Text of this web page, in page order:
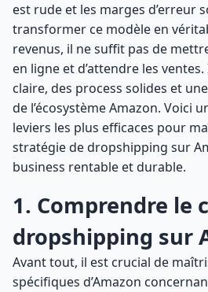
est rude et les marges d’erreur
transformer ce modèle en
revenus, il ne suffit pas de
en ligne et d’attendre les
claire, des process solides et
de l’écosystème Amazon. Voici
leviers les plus efficaces pour
stratégie de dropshipping sur
business rentable et durable.
1. Comprendre le
dropshipping sur
Avant tout, il est crucial de
spécifiques d’Amazon